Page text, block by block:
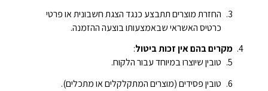
החזרת מוצרים תתבצע כנגד הצגת חשבונית או פרטי
כרטיס האשראי שבאמצעותו בוצעה ההזמנה.
מקרים בהם אין זכות ביטול:
טובין שיוצרו במיוחד עבור הלקוח.
טובין פסידים (מוצרים המתקלקלים או מתכלים).